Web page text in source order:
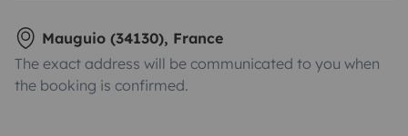
Mauguio (34130), France
The exact address will be communicated to you when
the booking is confirmed.